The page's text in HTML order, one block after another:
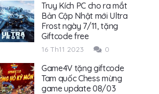
Truy Kích PC cho ra mắt
Bản Cập Nhật mới Ultra
Frost ngày 7/11, tặng
Giftcode free
16 Th11 2023 0
Game4V tặng giftcode
Tam quốc Chess mừng
game update 08/03